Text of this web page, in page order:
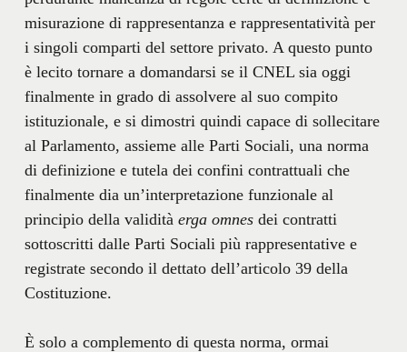
misurazione di rappresentanza e rappresentatività per
i singoli comparti del settore privato. A questo punto
è lecito tornare a domandarsi se il CNEL sia oggi
finalmente in grado di assolvere al suo compito
istituzionale, e si dimostri quindi capace di sollecitare
al Parlamento, assieme alle Parti Sociali, una norma
di definizione e tutela dei confini contrattuali che
finalmente dia un’interpretazione funzionale al
principio della validità erga omnesdei contratti
sottoscritti dalle Parti Sociali più rappresentative e
registrate secondo il dettato dell’articolo 39 della
Costituzione.
È solo a complemento di questa norma, ormai